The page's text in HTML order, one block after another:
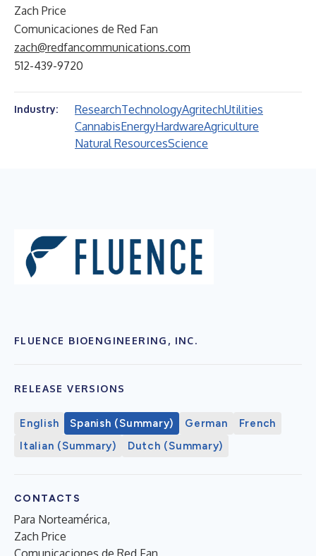
Zach Price
Comunicaciones de Red Fan
zach@redfancommunications.com
512-439-9720
Industry: ResearchTechnologyAgritechUtilities
CannabisEnergyHardwareAgriculture
Natural ResourcesScience
FLUENCE BIOENGINEERING, INC.
RELEASE VERSIONS
English Spanish (Summary) German
French
Italian (Summary)
Dutch (Summary)
CONTACTS
Para Norteamérica,
Zach Price
Comunicaciones de Red Fan